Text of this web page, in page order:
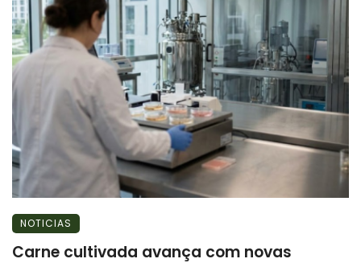
NOTICIAS
Carne cultivada avança com novas